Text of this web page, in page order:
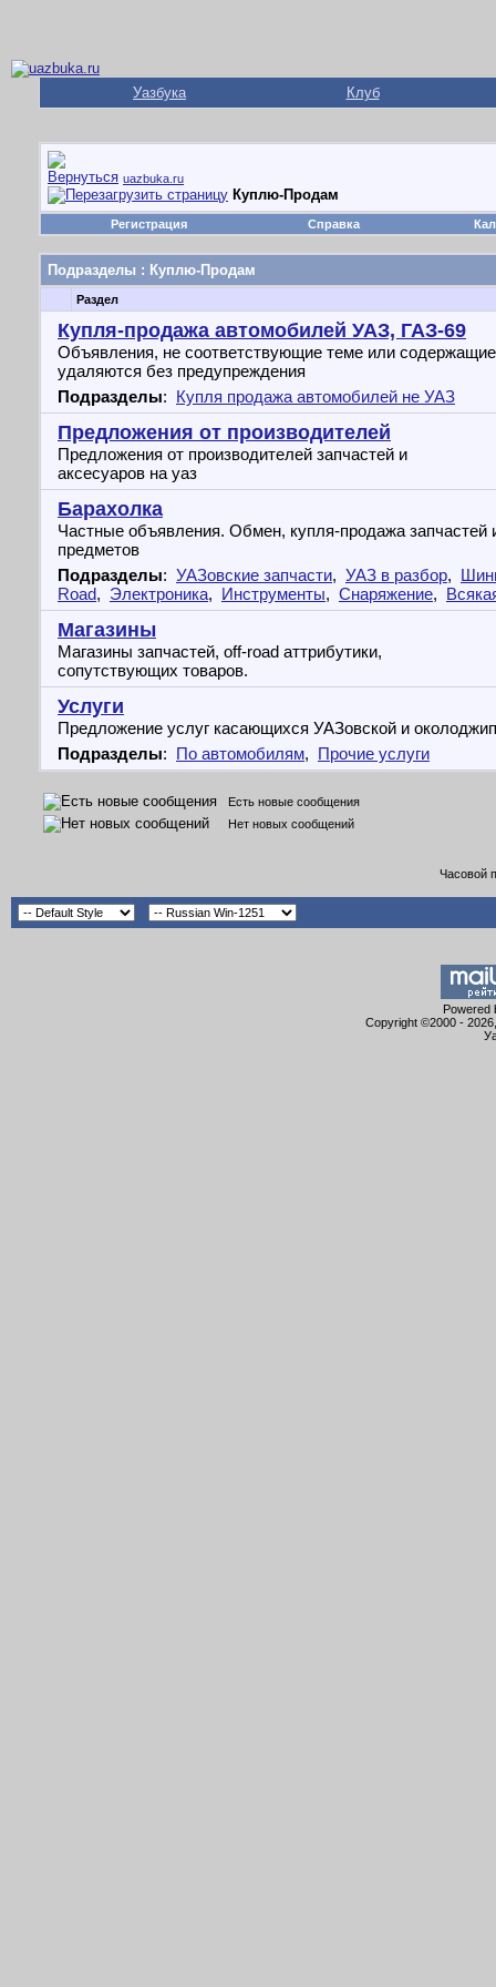
Уазбука Клуб
uazbuka.ru
Куплю-Продам
Регистрация Справка
Подразделы : Куплю-Продам
Раздел
Купля-продажа автомобилей УАЗ, ГАЗ-69
Объявления, не соответствующие теме или
удаляются без предупреждения
Подразделы: Купля продажа автомобилей не УАЗ
Предложения от производителей
Предложения от производителей запчастей и
аксесуаров на уаз
Барахолка
Частные объявления. Обмен, купля-продажа запчастей
предметов
Подразделы: УАЗовские запчасти, УАЗ в разбор,
Road, Электроника, Инструменты, Снаряжение,
Магазины
Магазины запчастей, off-road аттрибутики,
сопутствующих товаров.
Услуги
Предложение услуг касающихся УАЗовской и
Подразделы: По автомобилям, Прочие услуги
Есть новые сообщения
Нет новых сообщений
Часовой
Powered
Copyright ©2000 -